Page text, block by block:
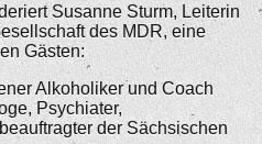
Susanne Sturm, Leiterin
des MDR, eine
Gästen:
Alkoholiker und Coach
Psychiater,
der Sächsischen